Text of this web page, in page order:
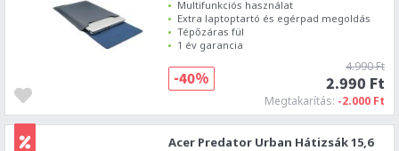
Multifunkciós használat
Extra laptoptartó és egérpad megoldás
Tépőzáras fül
1 év garancia
4.990 Ft
2.990 Ft
Megtakarítás: -2.000 Ft
-40%
Acer Predator Urban Hátizsák 15,6